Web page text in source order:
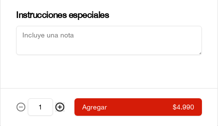
Sake Crab Sake Ebi
Instrucciones especiales
Agregar $4.990